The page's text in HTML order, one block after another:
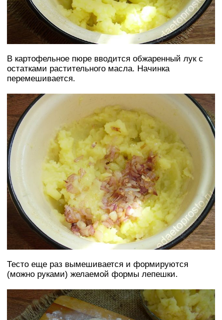
В картофельное пюре вводится обжаренный лук с
остатками растительного масла. Начинка
перемешивается.
Тесто еще раз вымешивается и формируются
(можно руками) желаемой формы лепешки.